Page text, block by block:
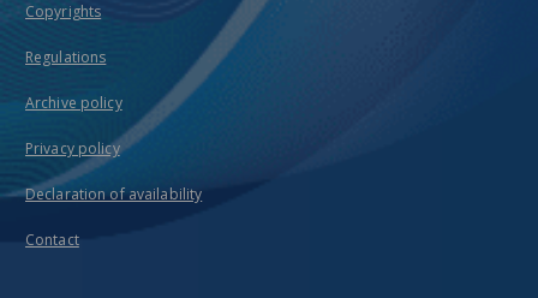
Copyrights
Regulations
Archive policy
Privacy policy
Declaration of availability
Contact